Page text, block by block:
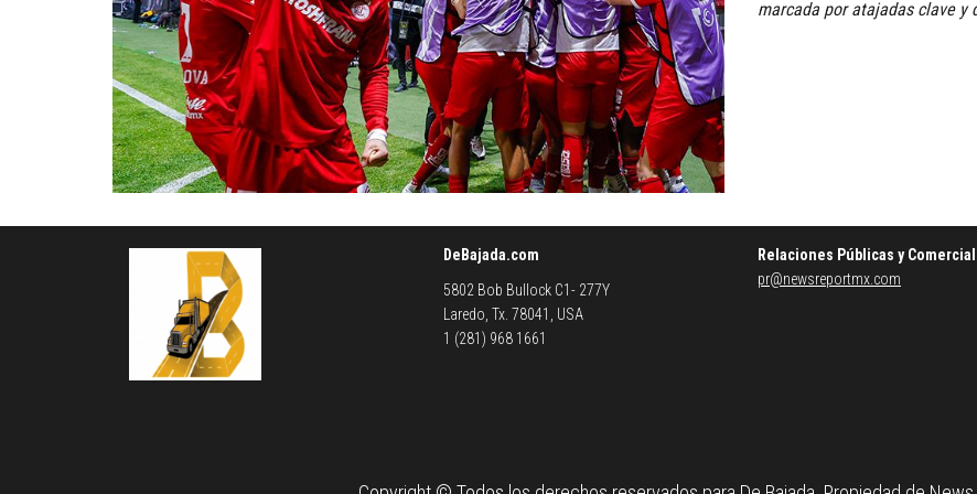
marcada por atajadas clave y
DeBajada.com
5802 Bob Bullock C1- 277Y
Laredo, Tx. 78041, USA
1 (281) 968 1661
Relaciones Públicas y Comercial
pr@newsreportmx.com